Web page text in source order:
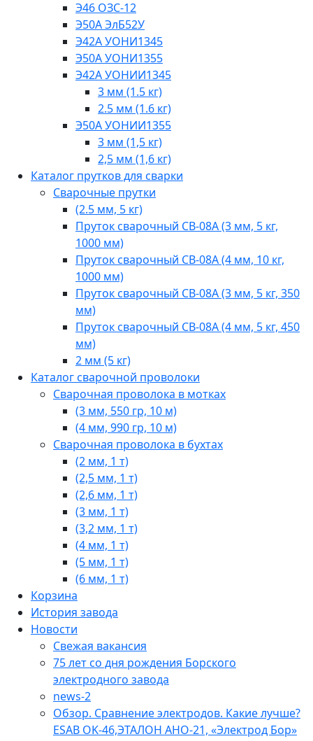
Э46 ОЗС-12
Э50А ЭлБ52У
Э42А УОНИ1345
Э50А УОНИ1355
Э42А УОНИИ1345
3 мм (1.5 кг)
2.5 мм (1.6 кг)
Э50А УОНИИ1355
3 мм (1,5 кг)
2,5 мм (1,6 кг)
Каталог прутков для сварки
Cварочные прутки
(2.5 мм, 5 кг)
Пруток сварочный СВ-08А (3 мм, 5 кг,
1000 мм)
Пруток сварочный СВ-08А (4 мм, 10 кг,
1000 мм)
Пруток сварочный СВ-08А (3 мм, 5 кг, 350
мм)
Пруток сварочный СВ-08А (4 мм, 5 кг, 450
мм)
2 мм (5 кг)
Каталог сварочной проволоки
Сварочная проволока в мотках
(3 мм, 550 гр, 10 м)
(4 мм, 990 гр, 10 м)
Сварочная проволока в бухтах
(2 мм, 1 т)
(2,5 мм, 1 т)
(2,6 мм, 1 т)
(3 мм, 1 т)
(3,2 мм, 1 т)
(4 мм, 1 т)
(5 мм, 1 т)
(6 мм, 1 т)
Корзина
История завода
Новости
Свежая вакансия
75 лет со дня рождения Борского
электродного завода
news-2
Обзор. Сравнение электродов. Какие лучше?
ESAB OK-46,ЭТАЛОН АНО-21, «Электрод Бор»